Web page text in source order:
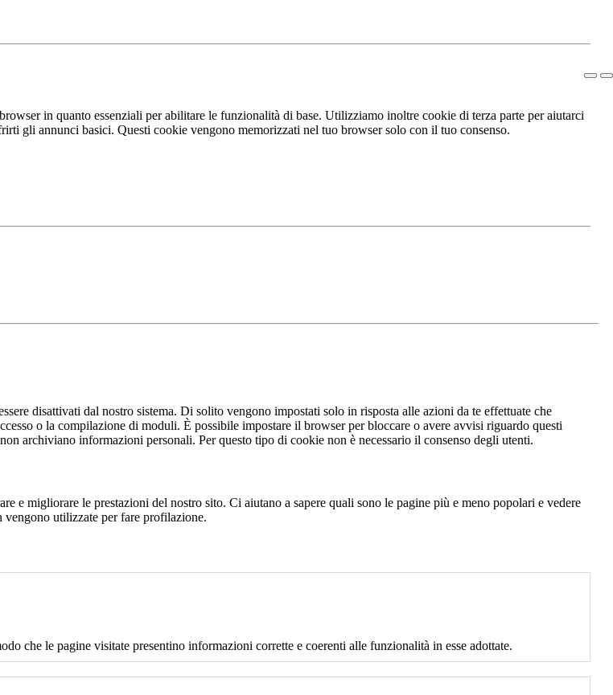
in quanto essenziali per abilitare le funzionalità di base. Utilizziamo inoltre cookie di terza parte per aiutarci
gli annunci basici. Questi cookie vengono memorizzati nel tuo browser solo con il tuo consenso.
disattivati dal nostro sistema. Di solito vengono impostati solo in risposta alle azioni da te effettuate che
o la compilazione di moduli. È possibile impostare il browser per bloccare o avere avvisi riguardo questi
archiviano informazioni personali. Per questo tipo di cookie non è necessario il consenso degli utenti.
e migliorare le prestazioni del nostro sito. Ci aiutano a sapere quali sono le pagine più e meno popolari e vedere
utilizzate per fare profilazione.
che le pagine visitate presentino informazioni corrette e coerenti alle funzionalità in esse adottate.